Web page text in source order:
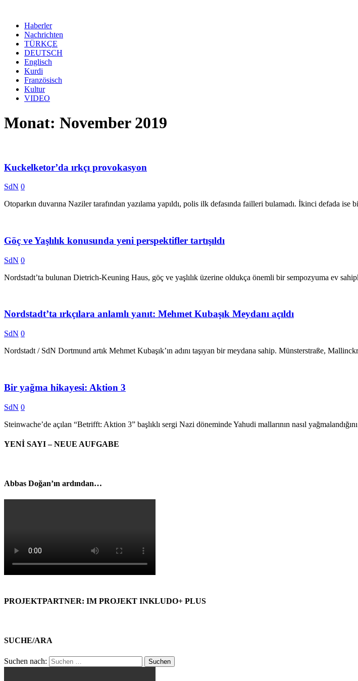
Haberler
Nachrichten
TÜRKÇE
DEUTSCH
Englisch
Kurdi
Französisch
Kultur
VIDEO
Monat: November 2019
Kuckelketor’da ırkçı provokasyon
SdN 0
Otoparkın duvarına Naziler tarafından yazılama yapıldı, polis ilk defasında failleri bulamadı. İkinci defada ise
Göç ve Yaşlılık konusunda yeni perspektifler tartışıldı
SdN 0
Nordstadt’ta bulunan Dietrich-Keuning Haus, göç ve yaşlılık üzerine oldukça önemli bir sempozyuma ev
Nordstadt’ta ırkçılara anlamlı yanıt: Mehmet Kubaşık Meydanı açıldı
SdN 0
Nordstadt / SdN Dortmund artık Mehmet Kubaşık’ın adını taşıyan bir meydana sahip. Münsterstraße,
Bir yağma hikayesi: Aktion 3
SdN 0
Steinwache’de açılan “Betrifft: Aktion 3” başlıklı sergi Nazi döneminde Yahudi mallarının nasıl
YENİ SAYI – NEUE AUFGABE
Abbas Doğan’ın ardından…
PROJEKTPARTNER: IM PROJEKT INKLUDO+ PLUS
SUCHE/ARA
Suchen nach: